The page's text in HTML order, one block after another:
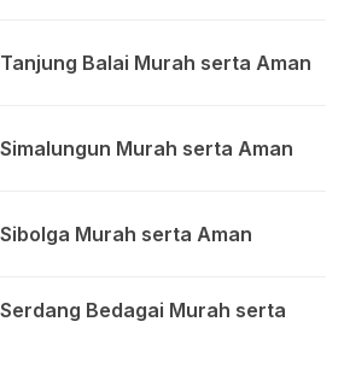
Balai Murah serta Aman
Murah serta Aman
Murah serta Aman
Bedagai Murah serta